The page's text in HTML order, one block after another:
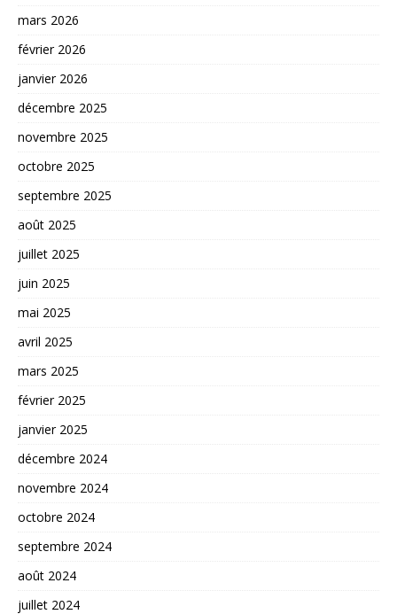
mars 2026
février 2026
janvier 2026
décembre 2025
novembre 2025
octobre 2025
septembre 2025
août 2025
juillet 2025
juin 2025
mai 2025
avril 2025
mars 2025
février 2025
janvier 2025
décembre 2024
novembre 2024
octobre 2024
septembre 2024
août 2024
juillet 2024